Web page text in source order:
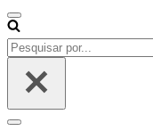
Menu
de
navegação
Pesquisar
por...
Menu